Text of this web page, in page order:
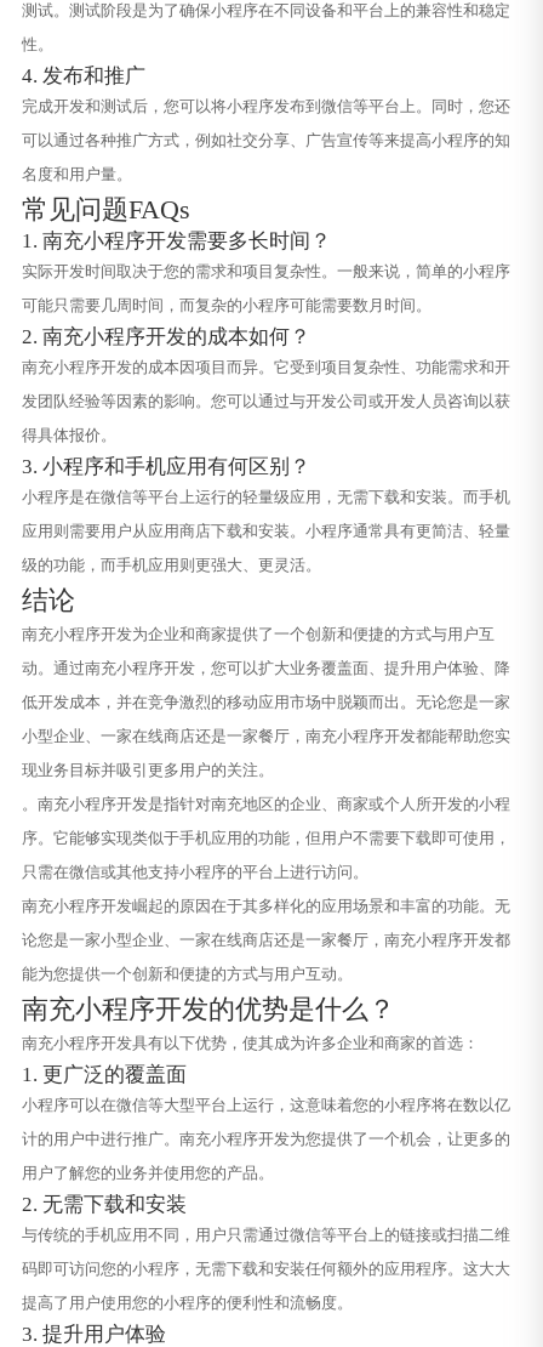
测试。测试阶段是为了确保小程序在不同设备和平台上的兼容性和稳定
性。
4. 发布和推广
完成开发和测试后，您可以将小程序发布到微信等平台上。同时，您还
可以通过各种推广方式，例如社交分享、广告宣传等来提高小程序的知
名度和用户量。
常见问题FAQs
1. 南充小程序开发需要多长时间？
实际开发时间取决于您的需求和项目复杂性。一般来说，简单的小程序
可能只需要几周时间，而复杂的小程序可能需要数月时间。
2. 南充小程序开发的成本如何？
南充小程序开发的成本因项目而异。它受到项目复杂性、功能需求和开
发团队经验等因素的影响。您可以通过与开发公司或开发人员咨询以获
得具体报价。
3. 小程序和手机应用有何区别？
小程序是在微信等平台上运行的轻量级应用，无需下载和安装。而手机
应用则需要用户从应用商店下载和安装。小程序通常具有更简洁、轻量
级的功能，而手机应用则更强大、更灵活。
结论
南充小程序开发为企业和商家提供了一个创新和便捷的方式与用户互
动。通过南充小程序开发，您可以扩大业务覆盖面、提升用户体验、降
低开发成本，并在竞争激烈的移动应用市场中脱颖而出。无论您是一家
小型企业、一家在线商店还是一家餐厅，南充小程序开发都能帮助您实
现业务目标并吸引更多用户的关注。
。南充小程序开发是指针对南充地区的企业、商家或个人所开发的小程
序。它能够实现类似于手机应用的功能，但用户不需要下载即可使用，
只需在微信或其他支持小程序的平台上进行访问。
南充小程序开发崛起的原因在于其多样化的应用场景和丰富的功能。无
论您是一家小型企业、一家在线商店还是一家餐厅，南充小程序开发都
能为您提供一个创新和便捷的方式与用户互动。
南充小程序开发的优势是什么？
南充小程序开发具有以下优势，使其成为许多企业和商家的首选：
1. 更广泛的覆盖面
小程序可以在微信等大型平台上运行，这意味着您的小程序将在数以亿
计的用户中进行推广。南充小程序开发为您提供了一个机会，让更多的
用户了解您的业务并使用您的产品。
2. 无需下载和安装
与传统的手机应用不同，用户只需通过微信等平台上的链接或扫描二维
码即可访问您的小程序，无需下载和安装任何额外的应用程序。这大大
提高了用户使用您的小程序的便利性和流畅度。
3. 提升用户体验